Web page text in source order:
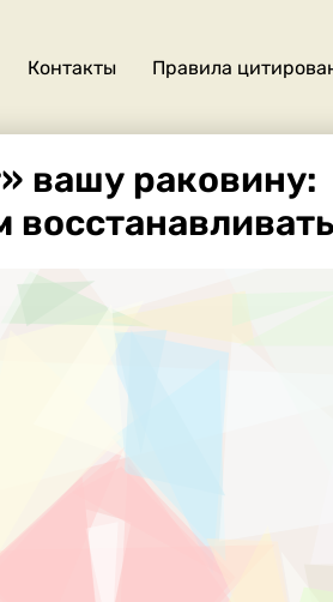
Контакты Правила
вашу раковину: